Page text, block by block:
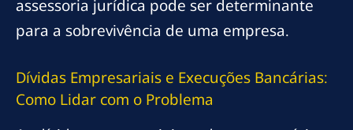
assessoria jurídica pode ser determinante
para a sobrevivência de uma empresa.
Dívidas Empresariais e Execuções Bancárias:
Como Lidar com o Problema